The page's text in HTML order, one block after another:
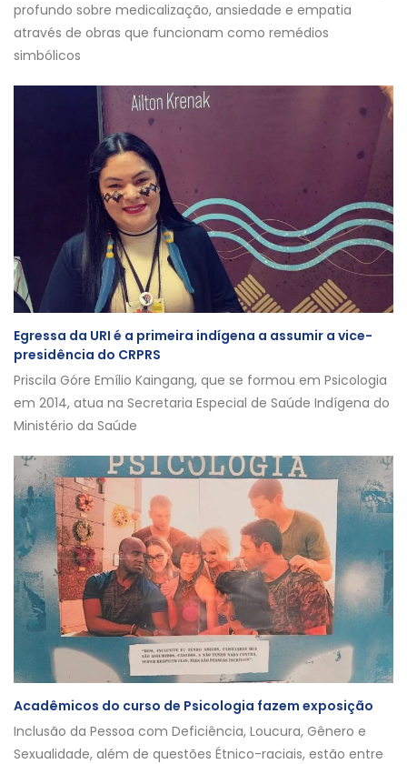
profundo sobre medicalização, ansiedade e empatia
através de obras que funcionam como remédios
simbólicos
Egressa da URI é a primeira indígena a assumir a vice-
presidência do CRPRS
Priscila Góre Emílio Kaingang, que se formou em Psicologia
em 2014, atua na Secretaria Especial de Saúde Indígena do
Ministério da Saúde
Acadêmicos do curso de Psicologia fazem exposição
Inclusão da Pessoa com Deficiência, Loucura, Gênero e
Sexualidade, além de questões Étnico-raciais, estão entre